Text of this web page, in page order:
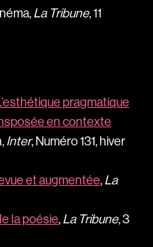
La Tribune, 11
pragmatique
en contexte
Inter, Numéro 131, hiver
et augmentée,La
la poésie,La Tribune, 3